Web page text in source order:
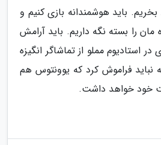
باید هوشمندانه بازی کنیم و
مان را بسته نگه داریم. باید آرامش
استادیوم مملو از تماشاگر انگیزه
نباید فراموش کرد که یوونتوس هم
خود خواهد داشت.